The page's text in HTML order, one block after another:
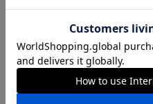
【機能】
NON IRON（ノンアイロン）
要”な、画期的な『NON
【参考情報】The Style
◆スーツに合うワイシャツお